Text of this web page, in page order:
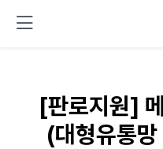
[판로지원]
(대형유통